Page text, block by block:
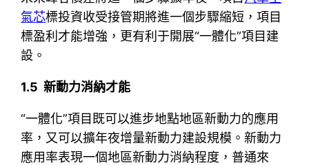
氣芯標投資收受接管期將進一個步驟縮短，項目
標盈利才能增強，更有利于開展“一體化”項目建
設。
1.5 新動力消納才能
“一體化”項目既可以進步地點地區新動力的應用
率，又可以擴年夜增量新動力建設規模。新動力
應用率表現一個地區新動力消納程度，普通來